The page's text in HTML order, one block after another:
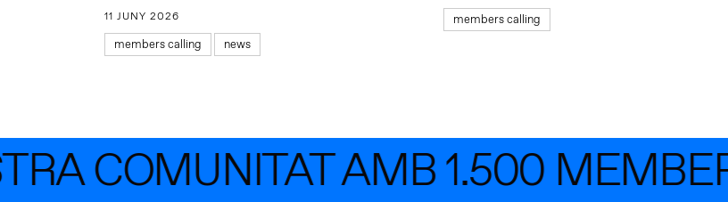
11 JUNY 2026
members calling news
members calling
COMUNITAT AMB 1.500 MEMBERS